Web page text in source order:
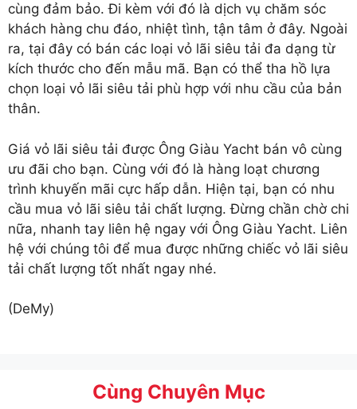
cùng đảm bảo. Đi kèm với đó là dịch vụ chăm sóc
khách hàng chu đáo, nhiệt tình, tận tâm ở đây. Ngoài
ra, tại đây có bán các loại vỏ lãi siêu tải đa dạng từ
kích thước cho đến mẫu mã. Bạn có thể tha hồ lựa
chọn loại vỏ lãi siêu tải phù hợp với nhu cầu của bản
thân.
Giá vỏ lãi siêu tải được Ông Giàu Yacht bán vô cùng
ưu đãi cho bạn. Cùng với đó là hàng loạt chương
trình khuyến mãi cực hấp dẫn. Hiện tại, bạn có nhu
cầu mua vỏ lãi siêu tải chất lượng. Đừng chần chờ chi
nữa, nhanh tay liên hệ ngay với Ông Giàu Yacht. Liên
hệ với chúng tôi để mua được những chiếc vỏ lãi siêu
tải chất lượng tốt nhất ngay nhé.
(DeMy)
Cùng Chuyên Mục